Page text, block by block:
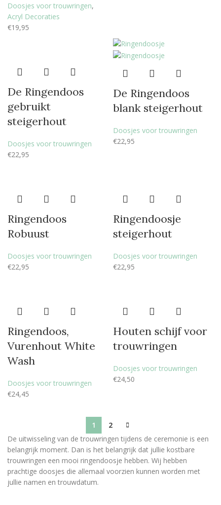
Doosjes voor trouwringen,
Acryl Decoraties
€19,95
De Ringendoos
gebruikt
steigerhout
Doosjes voor trouwringen
€22,95
De Ringendoos
blank steigerhout
Doosjes voor trouwringen
€22,95
Ringendoos
Robuust
Doosjes voor trouwringen
€22,95
Ringendoosje
steigerhout
Doosjes voor trouwringen
€22,95
Ringendoos,
Vurenhout White
Wash
Doosjes voor trouwringen
€24,45
Houten schijf voor
trouwringen
Doosjes voor trouwringen
€24,50
1
2
De uitwisseling van de trouwringen tijdens de ceremonie is een
belangrijk moment. Dan is het belangrijk dat jullie kostbare
trouwringen een mooi ringendoosje hebben. Wij hebben
prachtige doosjes die allemaal voorzien kunnen worden met
jullie namen en trouwdatum.